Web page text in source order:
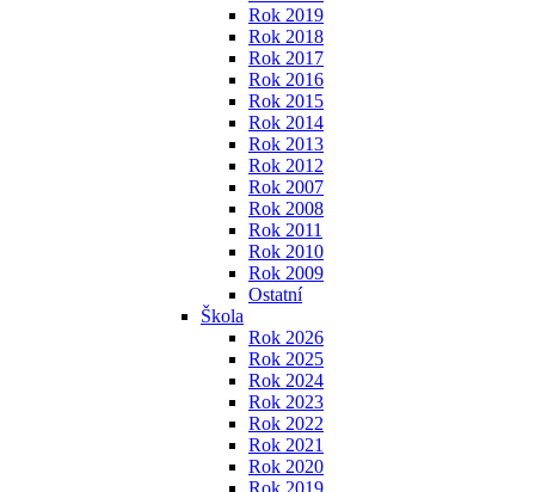
Rok 2019
Rok 2018
Rok 2017
Rok 2016
Rok 2015
Rok 2014
Rok 2013
Rok 2012
Rok 2007
Rok 2008
Rok 2011
Rok 2010
Rok 2009
Ostatní
Škola
Rok 2026
Rok 2025
Rok 2024
Rok 2023
Rok 2022
Rok 2021
Rok 2020
Rok 2019